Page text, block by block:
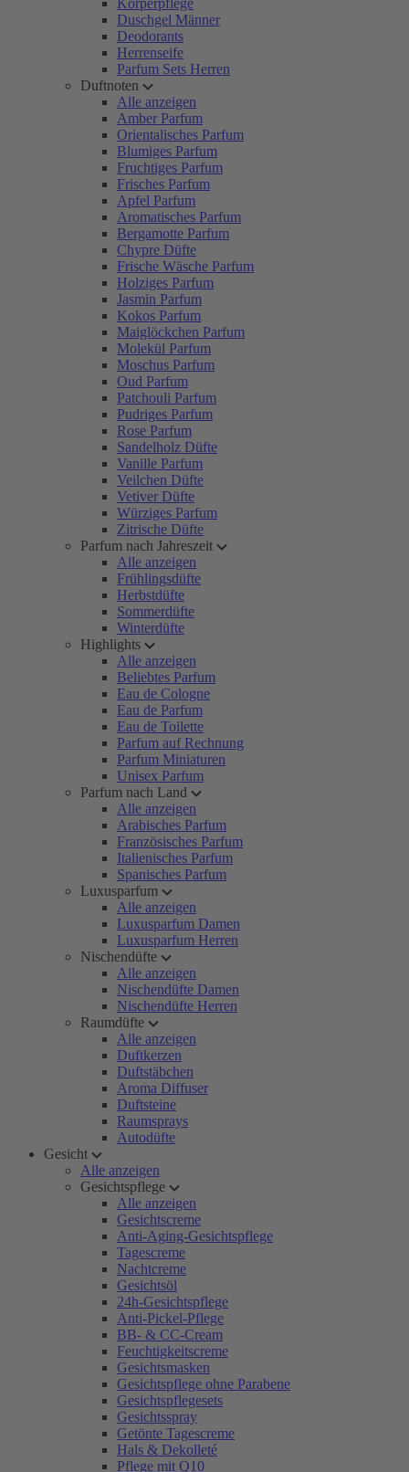
Körperpflege
Duschgel Männer
Deodorants
Herrenseife
Parfum Sets Herren
Duftnoten
Alle anzeigen
Amber Parfum
Orientalisches Parfum
Blumiges Parfum
Fruchtiges Parfum
Frisches Parfum
Apfel Parfum
Aromatisches Parfum
Bergamotte Parfum
Chypre Düfte
Frische Wäsche Parfum
Holziges Parfum
Jasmin Parfum
Kokos Parfum
Maiglöckchen Parfum
Molekül Parfum
Moschus Parfum
Oud Parfum
Patchouli Parfum
Pudriges Parfum
Rose Parfum
Sandelholz Düfte
Vanille Parfum
Veilchen Düfte
Vetiver Düfte
Würziges Parfum
Zitrische Düfte
Parfum nach Jahreszeit
Alle anzeigen
Frühlingsdüfte
Herbstdüfte
Sommerdüfte
Winterdüfte
Highlights
Alle anzeigen
Beliebtes Parfum
Eau de Cologne
Eau de Parfum
Eau de Toilette
Parfum auf Rechnung
Parfum Miniaturen
Unisex Parfum
Parfum nach Land
Alle anzeigen
Arabisches Parfum
Französisches Parfum
Italienisches Parfum
Spanisches Parfum
Luxusparfum
Alle anzeigen
Luxusparfum Damen
Luxusparfum Herren
Nischendüfte
Alle anzeigen
Nischendüfte Damen
Nischendüfte Herren
Raumdüfte
Alle anzeigen
Duftkerzen
Duftstäbchen
Aroma Diffuser
Duftsteine
Raumsprays
Autodüfte
Gesicht
Alle anzeigen
Gesichtspflege
Alle anzeigen
Gesichtscreme
Anti-Aging-Gesichtspflege
Tagescreme
Nachtcreme
Gesichtsöl
24h-Gesichtspflege
Anti-Pickel-Pflege
BB- & CC-Cream
Feuchtigkeitscreme
Gesichtsmasken
Gesichtspflege ohne Parabene
Gesichtspflegesets
Gesichtsspray
Getönte Tagescreme
Hals & Dekolleté
Pflege mit Q10